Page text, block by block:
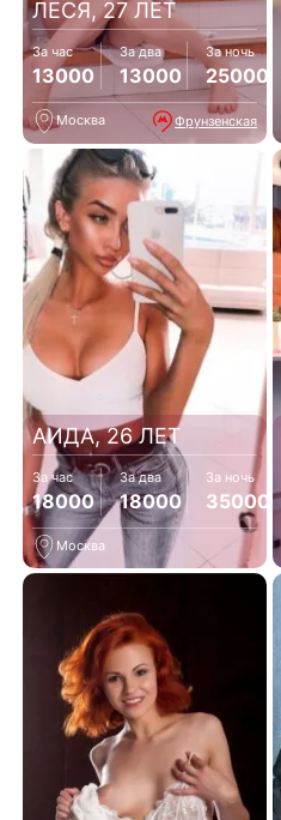
ЛЕСЯ, 27 ЛЕТ
За час
13000
За два
13000
За ночь
25000
Москва Фрунзенская
АИДА, 26 ЛЕТ
За час
18000
За два
18000
За ночь
35000
Москва